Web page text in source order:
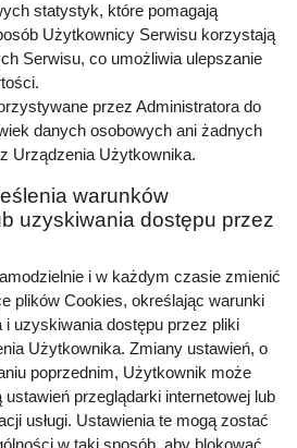
statystyk, które pomagają
Użytkownicy Serwisu korzystają
Serwisu, co umożliwia ulepszanie
przez Administratora do
danych osobowych ani żadnych
Urządzenia Użytkownika.
warunków
uzyskiwania dostępu przez
i w każdym czasie zmienić
plików Cookies, określając warunki
i uzyskiwania dostępu przez pliki
Użytkownika. Zmiany ustawień, o
poprzednim, Użytkownik może
przeglądarki internetowej lub
usługi. Ustawienia te mogą zostać
w taki sposób, aby blokować